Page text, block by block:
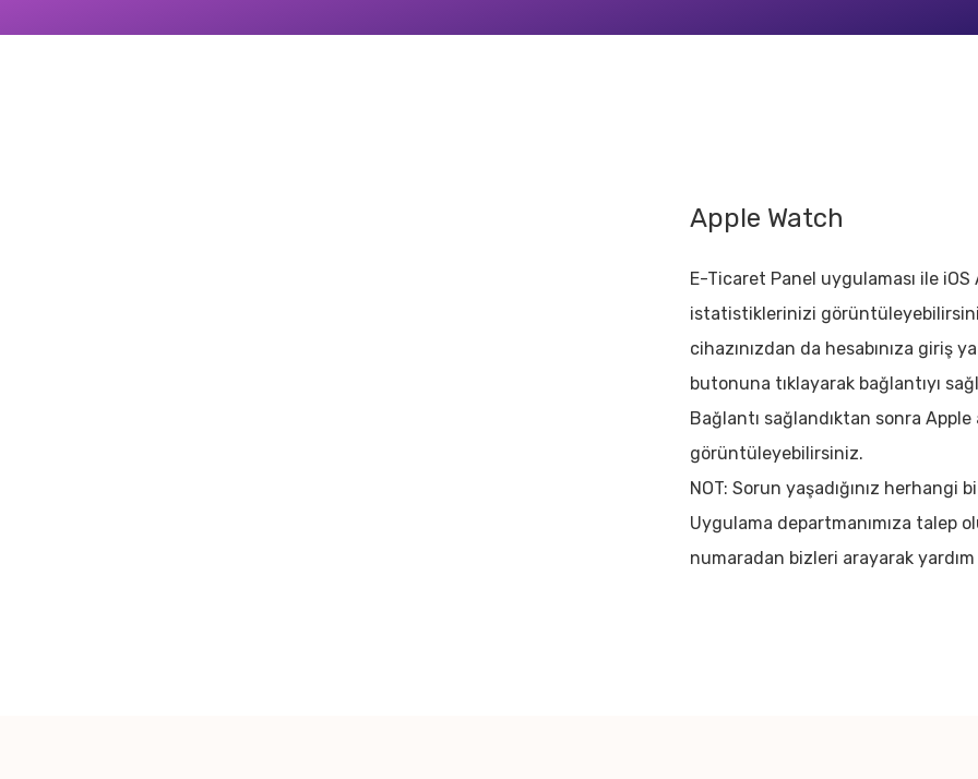
Apple Watch
E-Ticaret Panel uygulaması ile iOS
istatistiklerinizi
cihazınızdan da hesabınıza giriş
butonuna tıklayarak bağlantıyı
Bağlantı sağlandıktan sonra
görüntüleyebilirsiniz.
NOT: Sorun yaşadığınız herhangi
Uygulama departmanımıza talep
numaradan bizleri arayarak